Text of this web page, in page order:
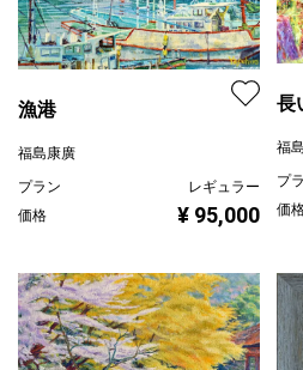
漁港
福島康廣
プラン
レギュラー
価格
¥ 95,000
長
福
プ
価